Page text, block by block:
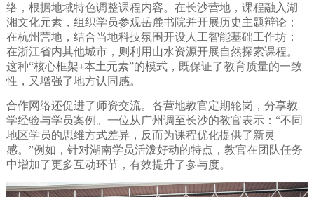
络，根据地域特色调整课程内容。在长沙营地，课程融入湖
湘文化元素，组织学员参观岳麓书院并开展历史主题辩论；
在杭州营地，结合当地科技氛围开设人工智能基础工作坊；
在浙江省内其他城市，则利用山水资源开展自然探索课程。
这种“核心框架+本土元素”的模式，既保证了教育质量的一致
性，又增强了地方认同感。
合作网络还促进了师资交流。各营地教官定期轮岗，分享教
学经验与学员案例。一位从广州调至长沙的教官表示：“不同
地区学员的思维方式差异，反而为课程优化提供了新灵
感。”例如，针对湖南学员活泼好动的特点，教官在团队任务
中增加了更多互动环节，有效提升了参与度。